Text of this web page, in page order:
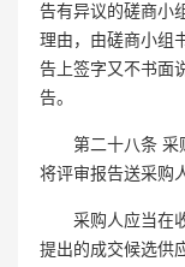
告有异议的磋商小
理由，由磋商小组
告上签字又不书面
告。
第二十八条 采
将评审报告送采购
采购人应当在
提出的成交候选供